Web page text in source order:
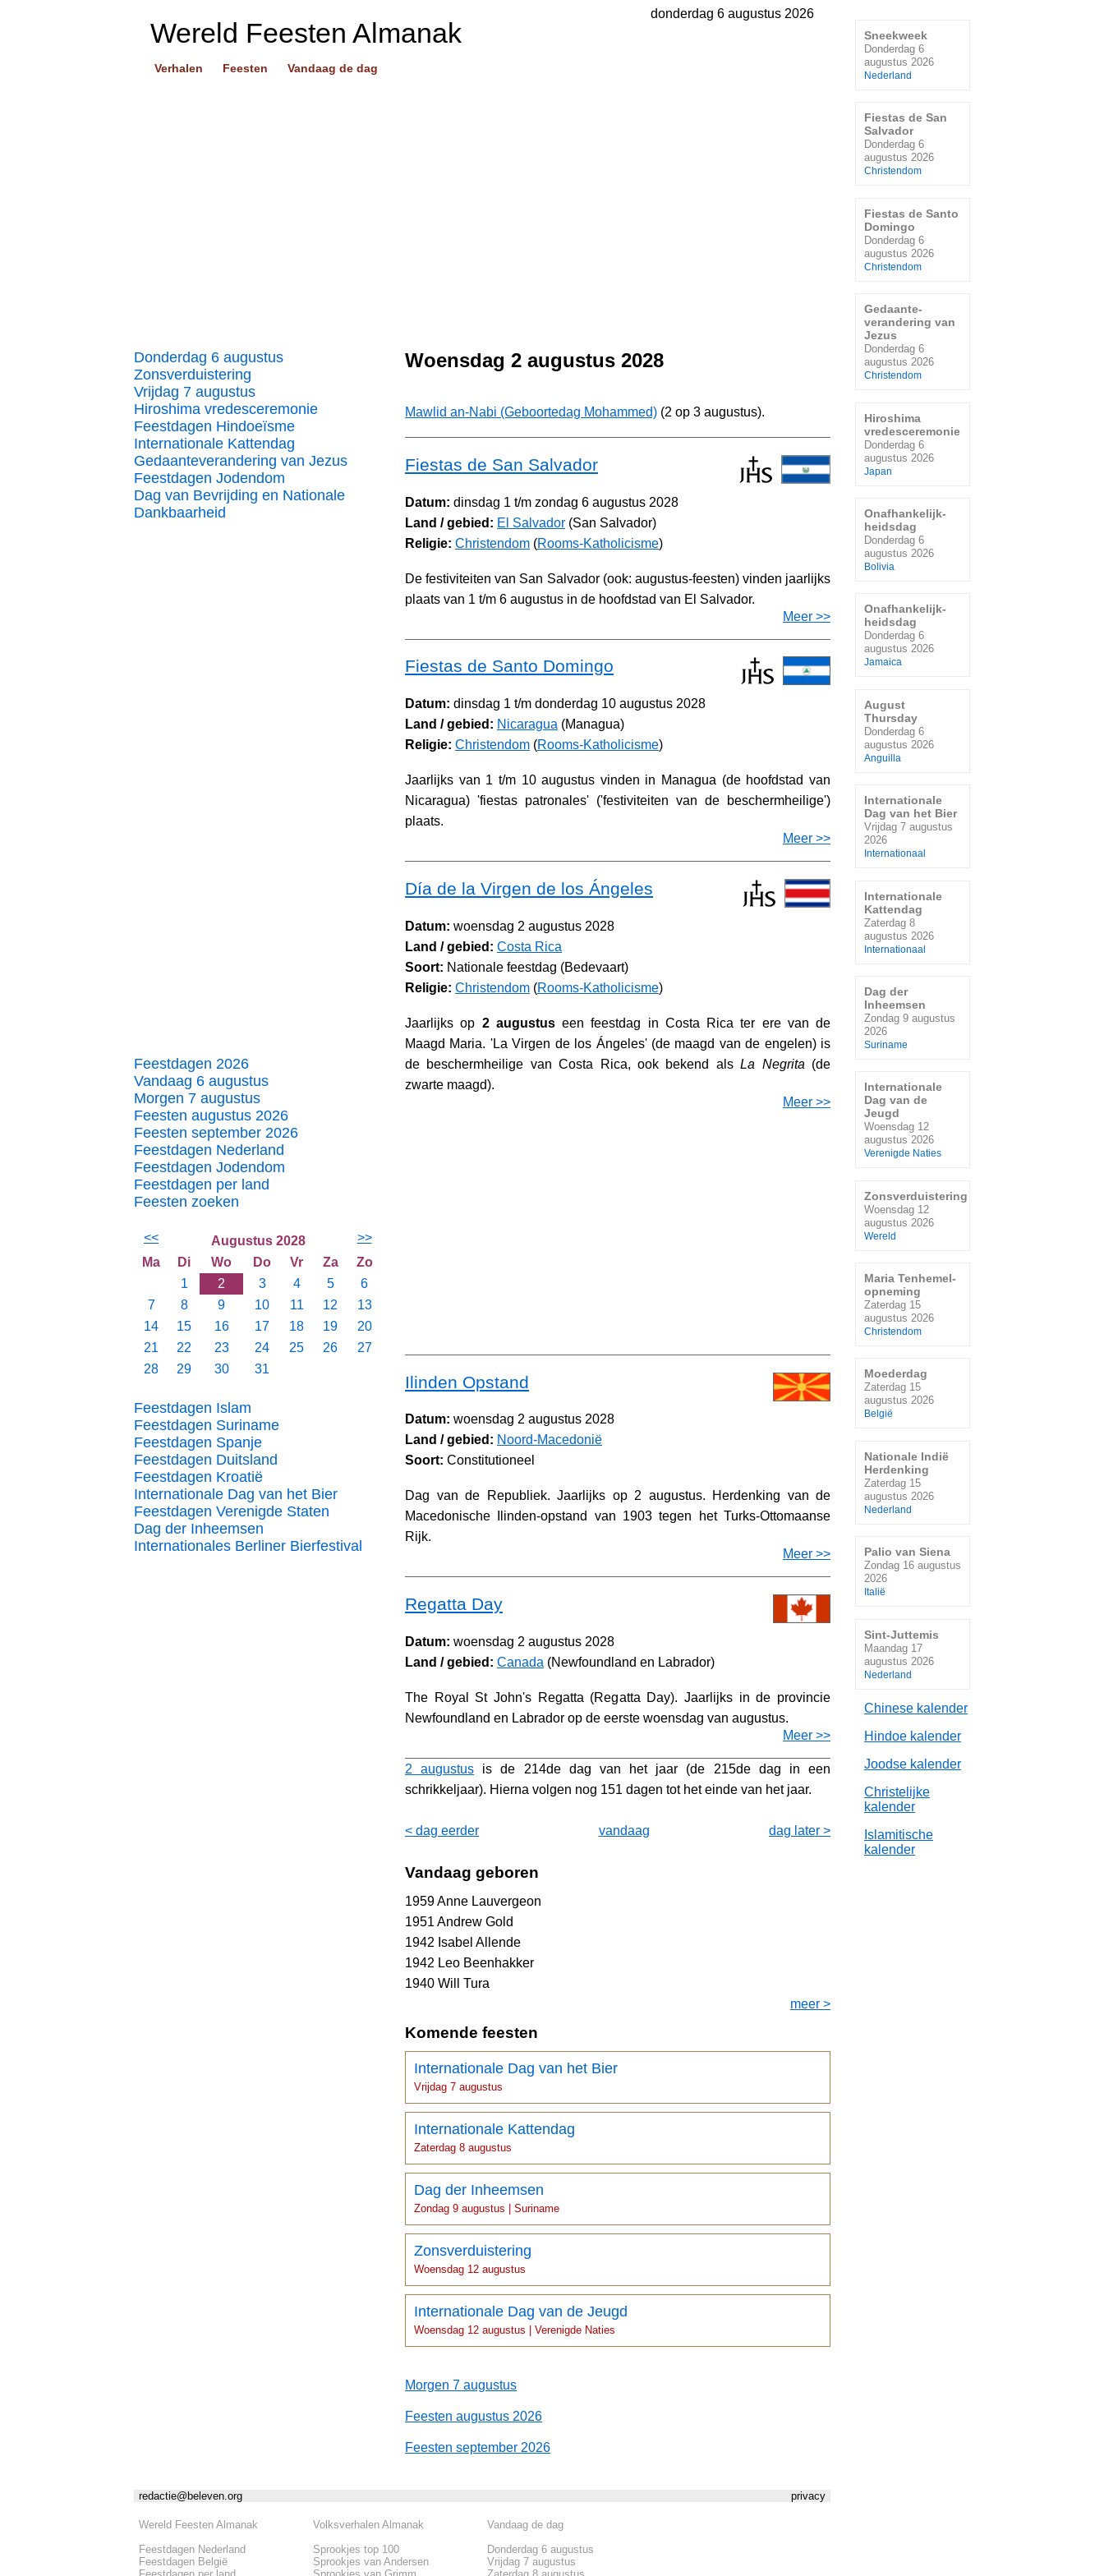
donderdag 6 augustus 2026
Wereld Feesten Almanak
Verhalen Feesten Vandaag de dag
Donderdag 6 augustus
Zonsverduistering
Vrijdag 7 augustus
Hiroshima vredesceremonie
Feestdagen Hindoeïsme
Internationale Kattendag
Gedaanteverandering van Jezus
Feestdagen Jodendom
Dag van Bevrijding en Nationale
Dankbaarheid
Feestdagen 2026
Vandaag 6 augustus
Morgen 7 augustus
Feesten augustus 2026
Feesten september 2026
Feestdagen Nederland
Feestdagen Jodendom
Feestdagen per land
Feesten zoeken
<< Augustus 2028
>>
Ma
Di Wo Do Vr Za
Zo
1
2 3 4 5
6
7
8 9 10 11 12
13
14
15 16 17 18 19
20
21
22 23 24 25 26
27
28
29 30 31
Feestdagen Islam
Feestdagen Suriname
Feestdagen Spanje
Feestdagen Duitsland
Feestdagen Kroatië
Internationale Dag van het Bier
Feestdagen Verenigde Staten
Dag der Inheemsen
Internationales Berliner Bierfestival
Woensdag 2 augustus 2028
Mawlid an-Nabi (Geboortedag Mohammed) (2 op 3 augustus).
Fiestas de San Salvador
Datum: dinsdag 1 t/m zondag 6 augustus 2028
Land / gebied: El Salvador (San Salvador)
Religie: Christendom (Rooms-Katholicisme)
De festiviteiten van San Salvador (ook: augustus-feesten) vinden jaarlijks
plaats van 1 t/m 6 augustus in de hoofdstad van El Salvador.
Meer >>
Fiestas de Santo Domingo
Datum: dinsdag 1 t/m donderdag 10 augustus 2028
Land / gebied: Nicaragua (Managua)
Religie: Christendom (Rooms-Katholicisme)
Jaarlijks van 1 t/m 10 augustus vinden in Managua (de hoofdstad van
Nicaragua) 'fiestas patronales' ('festiviteiten van de beschermheilige')
plaats.
Meer >>
Día de la Virgen de los Ángeles
Datum: woensdag 2 augustus 2028
Land / gebied: Costa Rica
Soort: Nationale feestdag (Bedevaart)
Religie: Christendom (Rooms-Katholicisme)
Jaarlijks op 2 augustuseen feestdag in Costa Rica ter ere van de
Maagd Maria. 'La Virgen de los Ángeles' (de maagd van de engelen) is
de beschermheilige van Costa Rica, ook bekend alsLa Negrita (de
zwarte maagd).
Meer >>
Ilinden Opstand
Datum: woensdag 2 augustus 2028
Land / gebied: Noord-Macedonië
Soort: Constitutioneel
Dag van de Republiek. Jaarlijks op 2 augustus. Herdenking van de
Macedonische Ilinden-opstand van 1903 tegen het Turks-Ottomaanse
Rijk.
Meer >>
Regatta Day
Datum: woensdag 2 augustus 2028
Land / gebied: Canada (Newfoundland en Labrador)
The Royal St John's Regatta (Regatta Day). Jaarlijks in de provincie
Newfoundland en Labrador op de eerste woensdag van augustus.
Meer >>
2 augustus is de 214de dag van het jaar (de 215de dag in een
schrikkeljaar). Hierna volgen nog 151 dagen tot het einde van het jaar.
< dag eerder dag later >
vandaag
Vandaag geboren
1959 Anne Lauvergeon
1951 Andrew Gold
1942 Isabel Allende
1942 Leo Beenhakker
1940 Will Tura
meer >
Komende feesten
Internationale Dag van het Bier
Vrijdag 7 augustus
Internationale Kattendag
Zaterdag 8 augustus
Dag der Inheemsen
Zondag 9 augustus | Suriname
Zonsverduistering
Woensdag 12 augustus
Internationale Dag van de Jeugd
Woensdag 12 augustus | Verenigde Naties
Morgen 7 augustus
Feesten augustus 2026
Feesten september 2026
privacy
redactie@beleven.org
Wereld Feesten Almanak
Feestdagen Nederland
Feestdagen België
Volksverhalen Almanak
Sprookjes top 100
Sprookjes van Andersen
Vandaag de dag
Donderdag 6 augustus
Vrijdag 7 augustus
Sneekweek
Donderdag 6
augustus 2026
Nederland
Fiestas de San
Salvador
Donderdag 6
augustus 2026
Christendom
Fiestas de Santo
Domingo
Donderdag 6
augustus 2026
Christendom
Gedaante-
verandering van
Jezus
Donderdag 6
augustus 2026
Christendom
Hiroshima
vredesceremonie
Donderdag 6
augustus 2026
Japan
Onafhankelijk-
heidsdag
Donderdag 6
augustus 2026
Bolivia
Onafhankelijk-
heidsdag
Donderdag 6
augustus 2026
Jamaica
August
Thursday
Donderdag 6
augustus 2026
Anguilla
Internationale
Dag van het Bier
Vrijdag 7 augustus
2026
Internationaal
Internationale
Kattendag
Zaterdag 8
augustus 2026
Internationaal
Dag der
Inheemsen
Zondag 9 augustus
2026
Suriname
Internationale
Dag van de
Jeugd
Woensdag 12
augustus 2026
Verenigde Naties
Zonsverduistering
Woensdag 12
augustus 2026
Wereld
Maria Tenhemel-
opneming
Zaterdag 15
augustus 2026
Christendom
Moederdag
Zaterdag 15
augustus 2026
België
Nationale Indië
Herdenking
Zaterdag 15
augustus 2026
Nederland
Palio van Siena
Zondag 16 augustus
2026
Italië
Sint-Juttemis
Maandag 17
augustus 2026
Nederland
Chinese kalender
Hindoe kalender
Joodse kalender
Christelijke
kalender
Islamitische
kalender